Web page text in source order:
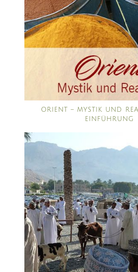
ORIENT – MYSTIK UND
EINFÜHRUNG